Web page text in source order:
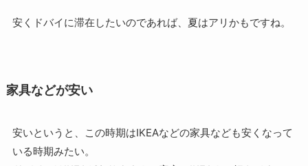
安くドバイに滞在したいのであれば、夏はアリかもですね。
家具などが安い
安いというと、この時期はIKEAなどの家具なども安くなって
いる時期みたい。